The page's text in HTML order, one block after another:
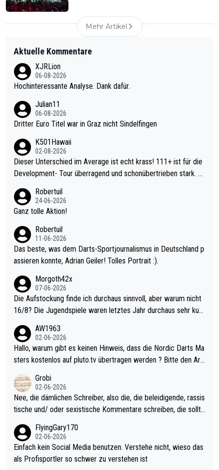
Mehr Artikel
Aktuelle Kommentare
XJRLion
06-08-2026
Hochinteressante Analyse. Dank dafür.
Julian11
06-08-2026
Dritter Euro Titel war in Graz nicht Sindelfingen
K501Hawaii
02-08-2026
Dieser Unterschied im Average ist echt krass! 111+ ist für die
Development- Tour überragend und schonübertrieben stark. U
mal 40+ erst recht. Da gewinnst keinen Blumentopf - ist ja noc
h krasser wie ein Pokalspiel eines Kreisligisten vs einem Bund
Robertuil
24-06-2026
Ganz tolle Aktion!
Robertuil
11-06-2026
Das beste, was dem Darts-Sportjournalismus in Deutschland p
assieren konnte, Adrian Geiler! Tolles Portrait :).
Morgoth42x
07-06-2026
Die Aufstockung finde ich durchaus sinnvoll, aber warum nicht
16/8? Die Jugendspiele waren letztes Jahr durchaus sehr kurz
Allerdings ist Mitchell Lawrie als Nummer 1 der Welt eh qualifi
ziert. Somit ändert die automatische Qualifikation des Weltmei
sters erstmal nichts. Ich denke sie wollen damit für nächstes J
ohl wenig WDF Turniere spielen. Dies war bei Archie Self letzt
es Jahr der Fall. Er musste als amtierender Weltmeister durch
den Qualifier und ich glaube kaum, dass Mitchel sich das (in Ve
gas) antun würde, wenn er doch eigentlich die PDC-WM als Zi
el hat.
AW1963
02-06-2026
Hallo, warum gibt es keinen Hinweis, dass die Nordic Darts Ma
sters kostenlos auf pluto.tv übertragen werden ? Bitte den Arti
Grobi
02-06-2026
Nee, die dämlichen Schreiber, also die, die beleidigende, rassis
tische und/ oder sexistische Kommentare schreiben, die sollte
s Leben in den Griff kriegen. Nur eins wundert mich: Luke Little
r war doch neulich erst derjenige, der über Social Media GvV p
rovoziert hat. Und Littlers Mutter schießt öfters mal gegen Ric
FlyingGary170
02-06-2026
Einfach kein Social Media benutzen. Verstehe nicht, wieso das
als Profisportler so schwer zu verstehen ist